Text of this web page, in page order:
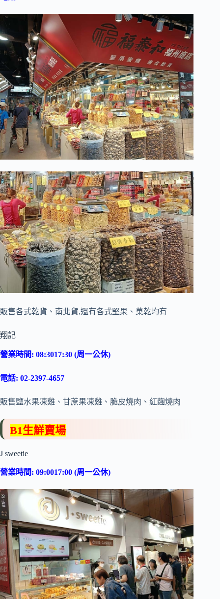
販售各式乾貨、南北貨,還有各式堅果、菓乾均有
翔記
營業時間: 08:3017:30 (周一公休)
電話: 02-2397-4657
販售鹽水果凍雞、甘蔗果凍雞、脆皮燒肉、紅麴燒肉
B1生鮮賣場
J sweetie
營業時間: 09:0017:00 (周一公休)